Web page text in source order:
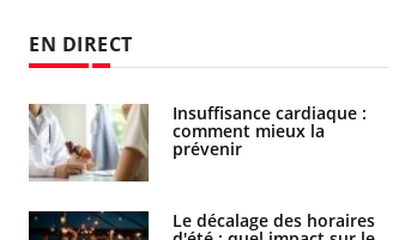
EN DIRECT
Insuffisance cardiaque :
comment mieux la
prévenir
Le décalage des horaires